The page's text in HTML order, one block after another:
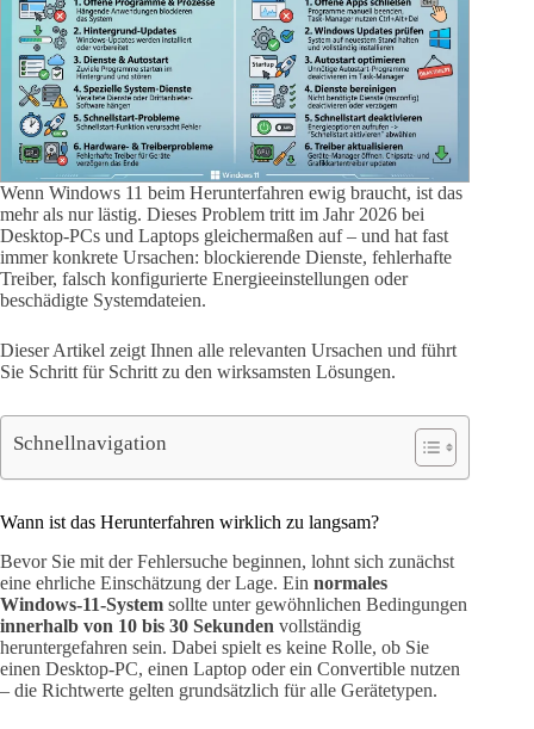
Wenn Windows 11 beim Herunterfahren ewig braucht, ist das
mehr als nur lästig. Dieses Problem tritt im Jahr 2026 bei
Desktop-PCs und Laptops gleichermaßen auf – und hat fast
immer konkrete Ursachen: blockierende Dienste, fehlerhafte
Treiber, falsch konfigurierte Energieeinstellungen oder
beschädigte Systemdateien.
Dieser Artikel zeigt Ihnen alle relevanten Ursachen und führt
Sie Schritt für Schritt zu den wirksamsten Lösungen.
Schnellnavigation
Wann ist das Herunterfahren wirklich zu langsam?
Bevor Sie mit der Fehlersuche beginnen, lohnt sich zunächst
eine ehrliche Einschätzung der Lage. Ein normales
Windows-11-System sollte unter gewöhnlichen Bedingungen
innerhalb von 10 bis 30 Sekunden vollständig
heruntergefahren sein. Dabei spielt es keine Rolle, ob Sie
einen Desktop-PC, einen Laptop oder ein Convertible nutzen
– die Richtwerte gelten grundsätzlich für alle Gerätetypen.